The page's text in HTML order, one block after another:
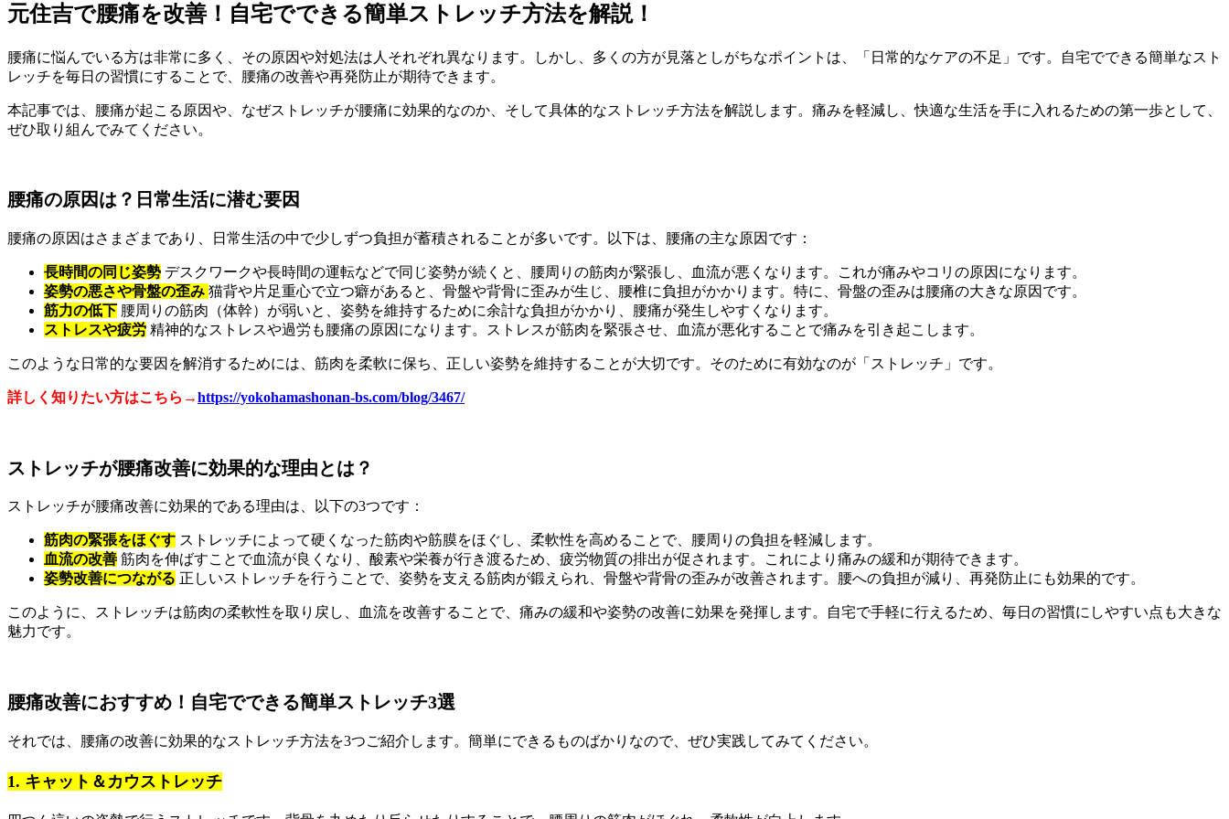
元住吉で腰痛を改善！自宅でできる簡単ストレッチ方法を解説！
腰痛に悩んでいる方は非常に多く、その原因や対処法は人それぞれ異なります。しかし、多くの方が見落としがちなポイントは、「日常的なケアの不足」です。自宅でできる簡単なスト
レッチを毎日の習慣にすることで、腰痛の改善や再発防止が期待できます。
本記事では、腰痛が起こる原因や、なぜストレッチが腰痛に効果的なのか、そして具体的なストレッチ方法を解説します。痛みを軽減し、快適な生活を手に入れるための第一歩として、
ぜひ取り組んでみてください。
腰痛の原因は？日常生活に潜む要因
腰痛の原因はさまざまであり、日常生活の中で少しずつ負担が蓄積されることが多いです。以下は、腰痛の主な原因です：
長時間の同じ姿勢 デスクワークや長時間の運転などで同じ姿勢が続くと、腰周りの筋肉が緊張し、血流が悪くなります。これが痛みやコリの原因になります。
姿勢の悪さや骨盤の歪み 猫背や片足重心で立つ癖があると、骨盤や背骨に歪みが生じ、腰椎に負担がかかります。特に、骨盤の歪みは腰痛の大きな原因です。
筋力の低下 腰周りの筋肉（体幹）が弱いと、姿勢を維持するために余計な負担がかかり、腰痛が発生しやすくなります。
ストレスや疲労 精神的なストレスや過労も腰痛の原因になります。ストレスが筋肉を緊張させ、血流が悪化することで痛みを引き起こします。
このような日常的な要因を解消するためには、筋肉を柔軟に保ち、正しい姿勢を維持することが大切です。そのために有効なのが「ストレッチ」です。
詳しく知りたい方はこちら→https://yokohamashonan-bs.com/blog/3467/
ストレッチが腰痛改善に効果的な理由とは？
ストレッチが腰痛改善に効果的である理由は、以下の3つです：
筋肉の緊張をほぐす ストレッチによって硬くなった筋肉や筋膜をほぐし、柔軟性を高めることで、腰周りの負担を軽減します。
血流の改善 筋肉を伸ばすことで血流が良くなり、酸素や栄養が行き渡るため、疲労物質の排出が促されます。これにより痛みの緩和が期待できます。
姿勢改善につながる 正しいストレッチを行うことで、姿勢を支える筋肉が鍛えられ、骨盤や背骨の歪みが改善されます。腰への負担が減り、再発防止にも効果的です。
このように、ストレッチは筋肉の柔軟性を取り戻し、血流を改善することで、痛みの緩和や姿勢の改善に効果を発揮します。自宅で手軽に行えるため、毎日の習慣にしやすい点も大きな
魅力です。
腰痛改善におすすめ！自宅でできる簡単ストレッチ3選
それでは、腰痛の改善に効果的なストレッチ方法を3つご紹介します。簡単にできるものばかりなので、ぜひ実践してみてください。
1. キャット＆カウストレッチ